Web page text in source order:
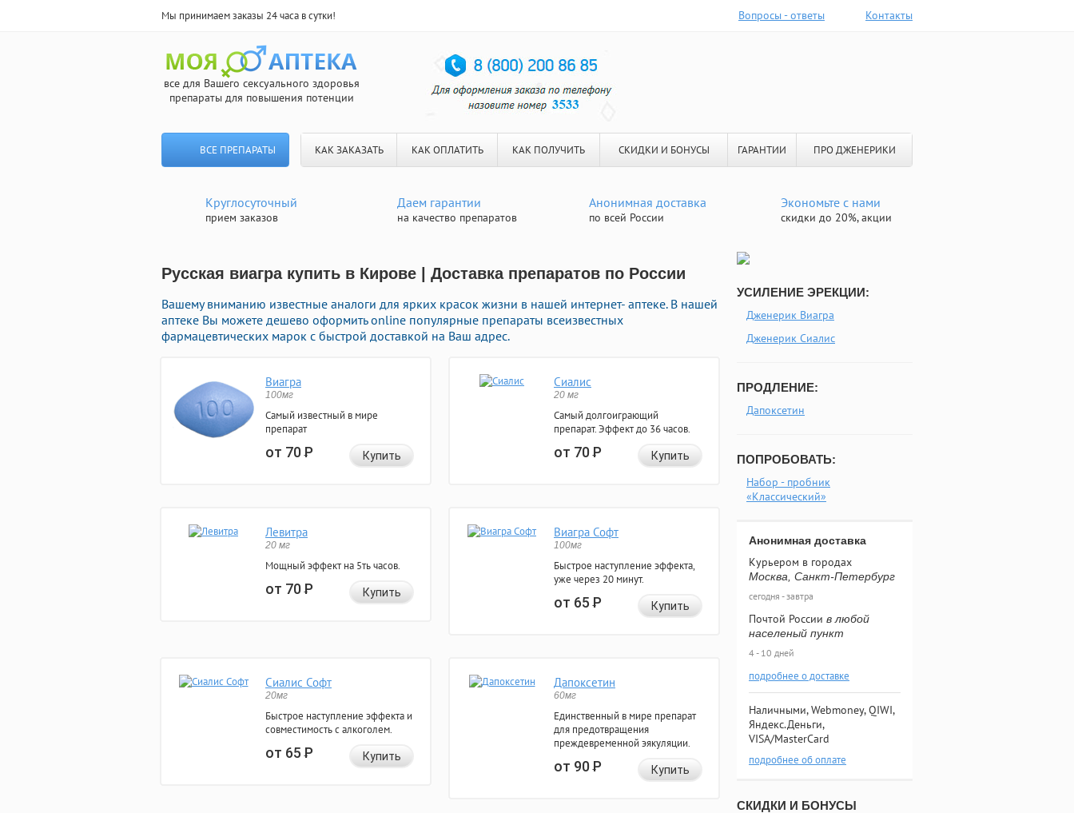
Мы принимаем заказы 24 часа в сутки! Вопросы - ответы Контакты
все для Вашего сексуального здоровья
препараты для повышения потенции
ВСЕ ПРЕПАРАТЫ КАК ЗАКАЗАТЬ КАК ОПЛАТИТЬ КАК ПОЛУЧИТЬ СКИДКИ И БОНУСЫ ГАРАНТИИ ПРО ДЖЕНЕРИКИ
Круглосуточный
прием заказов
Даем гарантии
на качество препаратов
Анонимная доставка
по всей России
Экономьте с нами
скидки до 20%, акции
Русская виагра купить в Кирове | Доставка препаратов по России
Вашему вниманию известные аналоги для ярких красок жизни в нашей интернет- аптеке. В нашей
аптеке Вы можете дешево оформить online популярные препараты всеизвестных
фармацевтических марок с быстрой доставкой на Ваш адрес.
Виагра
100мг
Самый известный в мире
препарат
от 70Р Купить
Сиалис
20 мг
Самый долгоиграющий
препарат. Эффект до 36 часов.
от 70Р Купить
Левитра
20 мг
Мощный эффект на 5ть часов.
от 70Р Купить
Виагра Софт
100мг
Быстрое наступление эффекта,
уже через 20 минут.
от 65Р Купить
Сиалис Софт
20мг
Быстрое наступление эффекта и
совместимость с алкоголем.
от 65Р Купить
Дапоксетин
60мг
Единственный в мире препарат
для предотвращения
преждевременной эякуляции.
от 90Р Купить
УСИЛЕНИЕ ЭРЕКЦИИ:
Дженерик Виагра
Дженерик Сиалис
ПРОДЛЕНИЕ:
Дапоксетин
ПОПРОБОВАТЬ:
Набор - пробник
«Классический»
Анонимная доставка
Курьером в городах
Москва, Санкт-Петербург
сегодня - завтра
Почтой России в любой
населеный пункт
4 - 10 дней
подробнее о доставке
Наличными, Webmoney, QIWI,
Яндекс.Деньги,
VISA/MasterCard
подробнее об оплате
СКИДКИ И БОНУСЫ